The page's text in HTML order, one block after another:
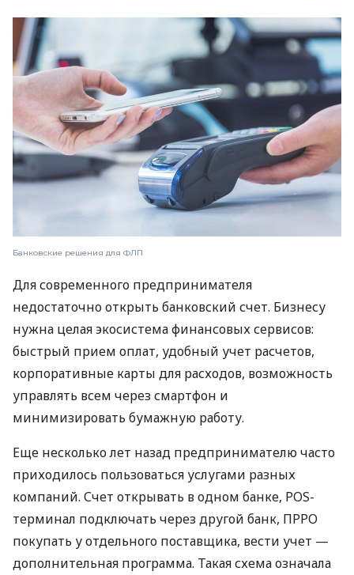
Банковские решения для ФЛП
Для современного предпринимателя
недостаточно открыть банковский счет. Бизнесу
нужна целая экосистема финансовых сервисов:
быстрый прием оплат, удобный учет расчетов,
корпоративные карты для расходов, возможность
управлять всем через смартфон и
минимизировать бумажную работу.
Еще несколько лет назад предпринимателю часто
приходилось пользоваться услугами разных
компаний. Счет открывать в одном банке, POS-
терминал подключать через другой банк, ПРРО
покупать у отдельного поставщика, вести учет —
дополнительная программа. Такая схема означала